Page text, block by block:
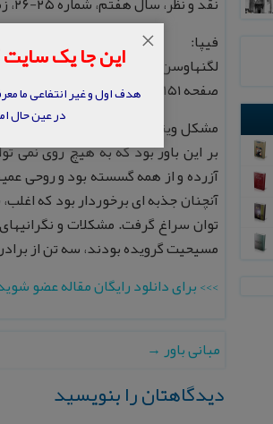
فیپا:
صفحه ۱۵۱-۱۶۶.
مشكل ويتگنشتاين مشكل زيستن در
بر اين باور بود كه به هيچ روى نمى
آزرده و از همه گسسته بود و روحى
آنچنان جذبه اى برخوردار بود كه
توان سراغ گرفت. مشكلات و
مسيحيت گرويده بودند، سه تن از
>>> برای دانلود رایگان مقاله عضو
مبانی باور→
دیدگاهتان را بنویسید
این جا یک
هدف اول و غیر انتفاعی ما
در عین حال
×